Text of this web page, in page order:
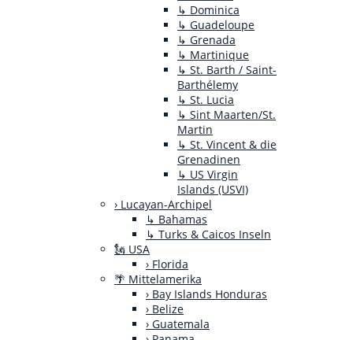
↳ Dominica
↳ Guadeloupe
↳ Grenada
↳ Martinique
↳ St. Barth / Saint-
Barthélemy
↳ St. Lucia
↳ Sint Maarten/St.
Martin
↳ St. Vincent & die
Grenadinen
↳ US Virgin
Islands (USVI)
› Lucayan-Archipel
↳ Bahamas
↳ Turks & Caicos Inseln
🗽 USA
› Florida
🌴 Mittelamerika
› Bay Islands Honduras
› Belize
› Guatemala